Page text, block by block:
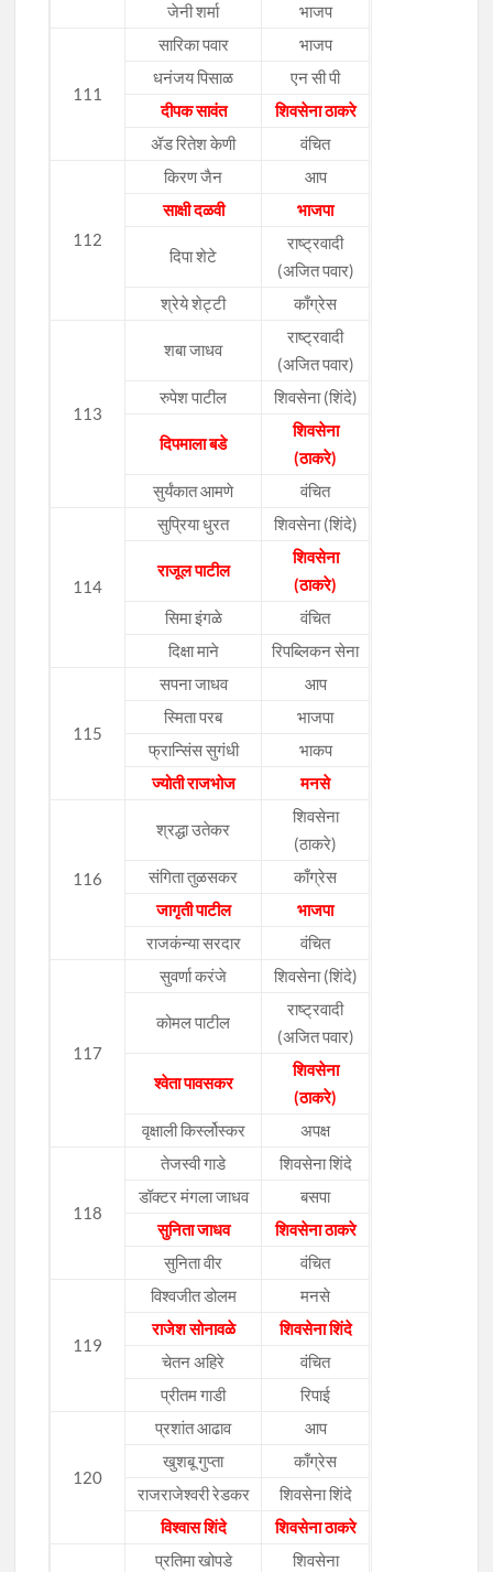
जेनी शर्मा
भाजप
111
सारिका पवार
भाजप
धनंजय पिसाळ
एन सी पी
दीपक सावंत
शिवसेना ठाकरे
ॲड रितेश केणी
वंचित
112
किरण जैन
आप
साक्षी दळवी
भाजपा
दिपा शेटे
राष्ट्रवादी
(अजित पवार)
श्रेये शेट्टी
काँग्रेस
113
शबा जाधव
राष्ट्रवादी
(अजित पवार)
रुपेश पाटील
शिवसेना (शिंदे)
दिपमाला बडे
शिवसेना
(ठाकरे)
सुर्यंकात आमणे
वंचित
114
सुप्रिया धुरत शिवसेना (शिंदे)
राजूल पाटील
शिवसेना
(ठाकरे)
सिमा इंगळे
वंचित
दिक्षा माने
रिपब्लिकन सेना
115
सपना जाधव
आप
स्मिता परब
भाजपा
फ्रान्सिंस सुगंधी
भाकप
ज्योती राजभोज
मनसे
116
श्रद्धा उतेकर
शिवसेना
(ठाकरे)
संगिता तुळसकर
काँग्रेस
जागृती पाटील
भाजपा
राजकंन्या सरदार
वंचित
117
सुवर्णा करंजे शिवसेना (शिंदे)
कोमल पाटील
राष्ट्रवादी
(अजित पवार)
श्वेता पावसकर
शिवसेना
(ठाकरे)
वृक्षाली किर्स्लोस्कर
अपक्ष
118
तेजस्वी गाडे
शिवसेना शिंदे
डॉक्टर मंगला जाधव
बसपा
सुनिता जाधव
शिवसेना ठाकरे
सुनिता वीर
वंचित
119
विश्वजीत डोलम
मनसे
राजेश सोनावळे
शिवसेना शिंदे
चेतन अहिरे
वंचित
प्रीतम गाडी
रिपाई
120
प्रशांत आढाव
आप
खुशबू गुप्ता
काँग्रेस
राजराजेश्वरी रेडकर
शिवसेना शिंदे
विश्वास शिंदे
शिवसेना ठाकरे
प्रतिमा खोपडे
शिवसेना